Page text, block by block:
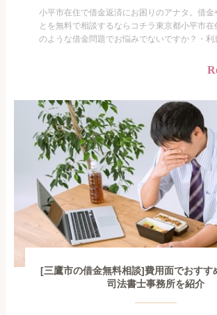
小平市在住で借金返済にお困りのアナタ。借金
とを無料で相談するならコチラ東京都小平市在
のような借金問題でお悩みでないですか？・利
られたくない・借金の催促、取り立てで憂鬱に
がありま...
[三鷹市の借金無料相談]費用面でおすす
司法書士事務所を紹介